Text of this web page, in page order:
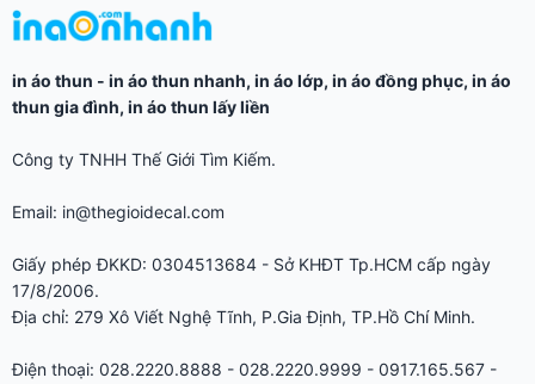
in áo thun - in áo thun nhanh, in áo lớp, in áo đồng phục, in áo
thun gia đình, in áo thun lấy liền
Công ty TNHH Thế Giới Tìm Kiếm.
Email: in@thegioidecal.com
Giấy phép ĐKKD: 0304513684 - Sở KHĐT Tp.HCM cấp ngày
17/8/2006.
Địa chỉ: 279 Xô Viết Nghệ Tĩnh, P.Gia Định, TP.Hồ Chí Minh.
Điện thoại: 028.2220.8888 - 028.2220.9999 - 0917.165.567 -